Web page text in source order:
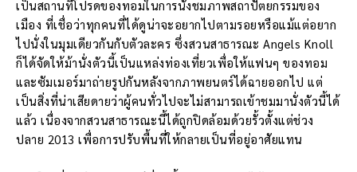
เป็นสถานที่โปรดของทอมในการนั่งชมภาพสถาปัตยกรรมของ
เมือง ที่เชื่อว่าทุกคนที่ได้ดูน่าจะอยากไปตามรอยหรือแม้แต่อยาก
ไปนั่งในมุมเดียวกันกับตัวละคร ซึ่งสวนสาธารณะ Angels Knoll
ก็ได้จัดให้ม้านั่งตัวนี้เป็นแหล่งท่องเที่ยวเพื่อให้แฟนๆ ของทอม
และซัมเมอร์มาถ่ายรูปกันหลังจากภาพยนตร์ได้ฉายออกไป แต่
เป็นสิ่งที่น่าเสียดายว่าผู้คนทั่วไปจะไม่สามารถเข้าชมมานั่งตัวนี้ได้
แล้ว เนื่องจากสวนสาธารณะนี้ได้ถูกปิดล้อมด้วยรั้วตั้งแต่ช่วง
ปลาย 2013 เพื่อการปรับพื้นที่ให้กลายเป็นที่อยู่อาศัยแทน